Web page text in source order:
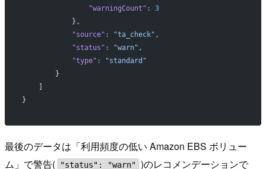
                "warningCount"
:
3
            },
            "source"
:
"ta_check",
            "status"
:
"warn",
            "type"
:
"standard"
        }
    ]
}
最後のデータは「利用頻度の低い Amazon EBS ボリュー
ム」で警告(
"status": "warn" )のレコメンデーションで